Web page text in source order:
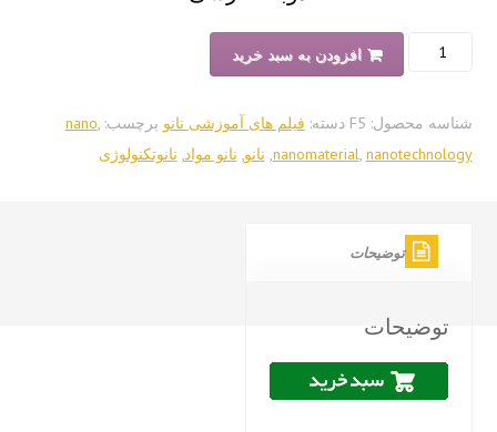
افزودن به سبد خرید
محصول:F5 دسته: فیلم های آموزشی نانو برچسب:nano,
nanomaterial,
,نانو,نانو مواد,نانوتکنولوژی
توضیحات
توضیحات